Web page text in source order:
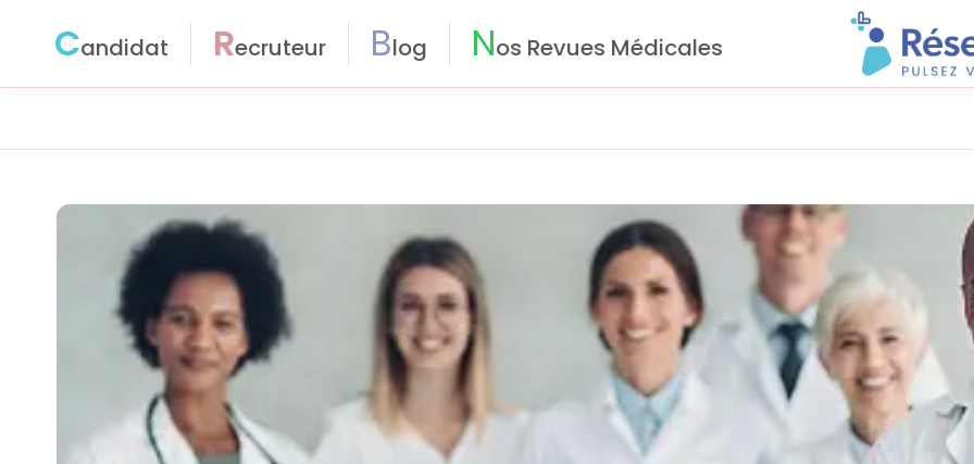
Candidat Recruteur Blog Nos Revues Médicales